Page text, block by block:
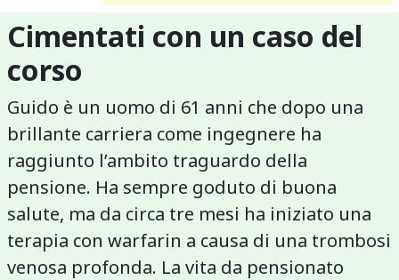
Cimentati con un caso del
corso
Guido è un uomo di 61 anni che dopo una
brillante carriera come ingegnere ha
raggiunto l’ambito traguardo della
pensione. Ha sempre goduto di buona
salute, ma da circa tre mesi ha iniziato una
terapia con warfarin a causa di una trombosi
venosa profonda. La vita da pensionato